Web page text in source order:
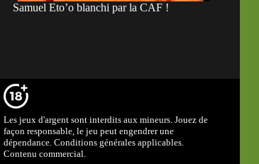
Samuel Eto’o blanchi par la CAF !
Les jeux d'argent sont interdits aux mineurs. Jouez de
façon responsable, le jeu peut engendrer une
dépendance. Conditions générales applicables.
Contenu commercial.